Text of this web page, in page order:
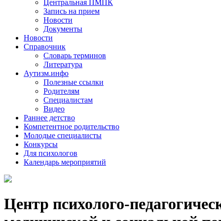
Центральная ПМПК
Запись на прием
Новости
Документы
Новости
Справочник
Словарь терминов
Литература
Аутизм.инфо
Полезные ссылки
Родителям
Специалистам
Видео
Раннее детство
Компетентное родительство
Молодые специалисты
Конкурсы
Для психологов
Календарь мероприятий
Центр психолого-